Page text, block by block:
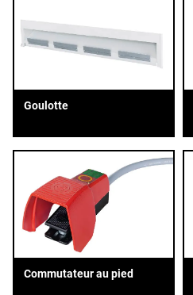
Goulotte
Commutateur au pied